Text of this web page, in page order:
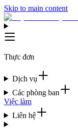
Skip to main content
Thực đơn
Dịch vụ
Các phòng ban
Việc làm
Liên hệ